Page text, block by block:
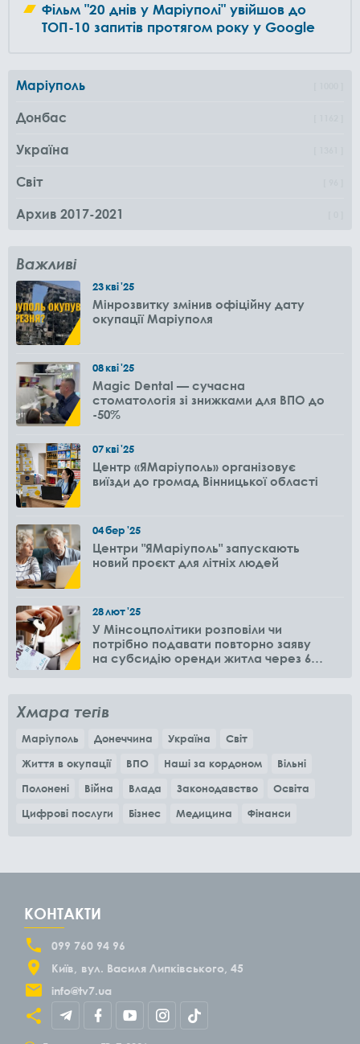
Фільм "20 днів у Маріуполі" увійшов до
ТОП-10 запитів протягом року у Google
Маріуполь
Донбас
Україна
Світ
Архив 2017-2021
Важливі
23кві'25
Мінрозвитку змінив офіційну дату
окупації Маріуполя
08кві'25
Magic Dental — сучасна
стоматологія зі знижками для ВПО до
-50%
07кві'25
Центр «ЯМаріуполь» організовує
виїзди до громад Вінницької області
04бер'25
Центри "ЯМаріуполь" запускають
новий проєкт для літніх людей
28лют'25
У Мінсоцполітики розповіли чи
потрібно подавати повторно заяву
на субсидію оренди житла через 6
Хмара тегів
Маріуполь Донеччина Україна
Світ
Життя в окупації
ВПО Наші за кордоном
Вільні
Полонені
Війна Влада Законодавство
Освіта
Цифрові послуги
Бізнес Медицина Фінанси
КОНТАКТИ
099 760 94 96
Київ
вул. Василя Липківського, 45
info@tv7.ua